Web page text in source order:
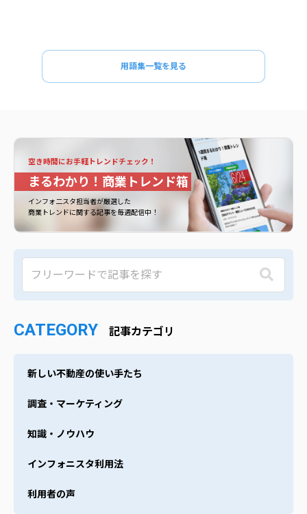
用語集一覧を見る
空き時間にお手軽トレンドチェック！
まるわかり！商業トレンド箱
インフォ二スタ担当者が厳選した
商業トレンドに関する記事を毎週配信中！
CATEGORY 記事カテゴリ
新しい不動産の使い手たち
調査・マーケティング
知識・ノウハウ
インフォニスタ利用法
利用者の声